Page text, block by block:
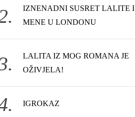
IZNENADNI SUSRET LALITE I
MENE U LONDONU
LALITA IZ MOG ROMANA JE
OŽIVJELA!
IGROKAZ